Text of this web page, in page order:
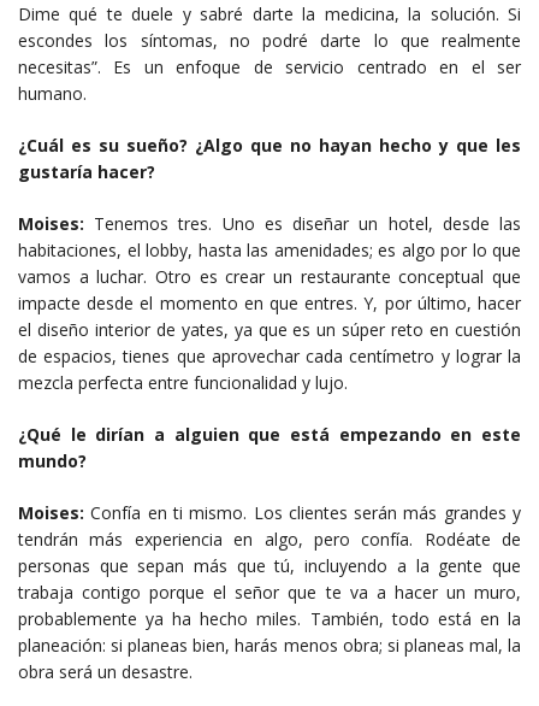
Dime qué te duele y sabré darte la medicina, la solución. Si
escondes los síntomas, no podré darte lo que realmente
necesitas”. Es un enfoque de servicio centrado en el ser
humano.
¿Cuál es su sueño? ¿Algo que no hayan hecho y que les
gustaría hacer?
Moises: Tenemos tres. Uno es diseñar un hotel, desde las
habitaciones, el lobby, hasta las amenidades; es algo por lo que
vamos a luchar. Otro es crear un restaurante conceptual que
impacte desde el momento en que entres. Y, por último, hacer
el diseño interior de yates, ya que es un súper reto en cuestión
de espacios, tienes que aprovechar cada centímetro y lograr la
mezcla perfecta entre funcionalidad y lujo.
¿Qué le dirían a alguien que está empezando en este
mundo?
Moises: Confía en ti mismo. Los clientes serán más grandes y
tendrán más experiencia en algo, pero confía. Rodéate de
personas que sepan más que tú, incluyendo a la gente que
trabaja contigo porque el señor que te va a hacer un muro,
probablemente ya ha hecho miles. También, todo está en la
planeación: si planeas bien, harás menos obra; si planeas mal, la
obra será un desastre.